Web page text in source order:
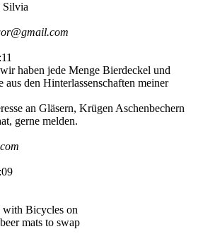
Silvia
haben jede Menge Bierdeckel und
aus den Hinterlassenschaften meiner
an Gläsern, Krügen Aschenbechern
gerne melden.
with Bicycles on
mats to swap